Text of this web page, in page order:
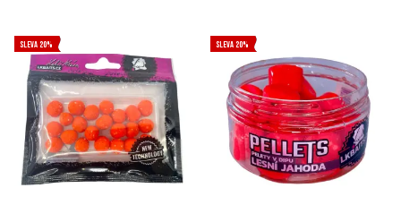
SLEVA 20% SLEVA 20%